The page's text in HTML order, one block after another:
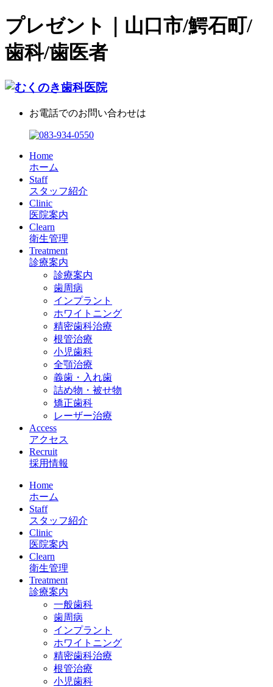
プレゼント｜山口市/鰐石町/
歯科/歯医者
お電話でのお問い合わせは
Home
ホーム
Staff
スタッフ紹介
Clinic
医院案内
Clearn
衛生管理
Treatment
診療案内
診療案内
歯周病
インプラント
ホワイトニング
精密歯科治療
根管治療
小児歯科
全顎治療
義歯・入れ歯
詰め物・被せ物
矯正歯科
レーザー治療
Access
アクセス
Recruit
採用情報
Home
ホーム
Staff
スタッフ紹介
Clinic
医院案内
Clearn
衛生管理
Treatment
診療案内
一般歯科
歯周病
インプラント
ホワイトニング
精密歯科治療
根管治療
小児歯科